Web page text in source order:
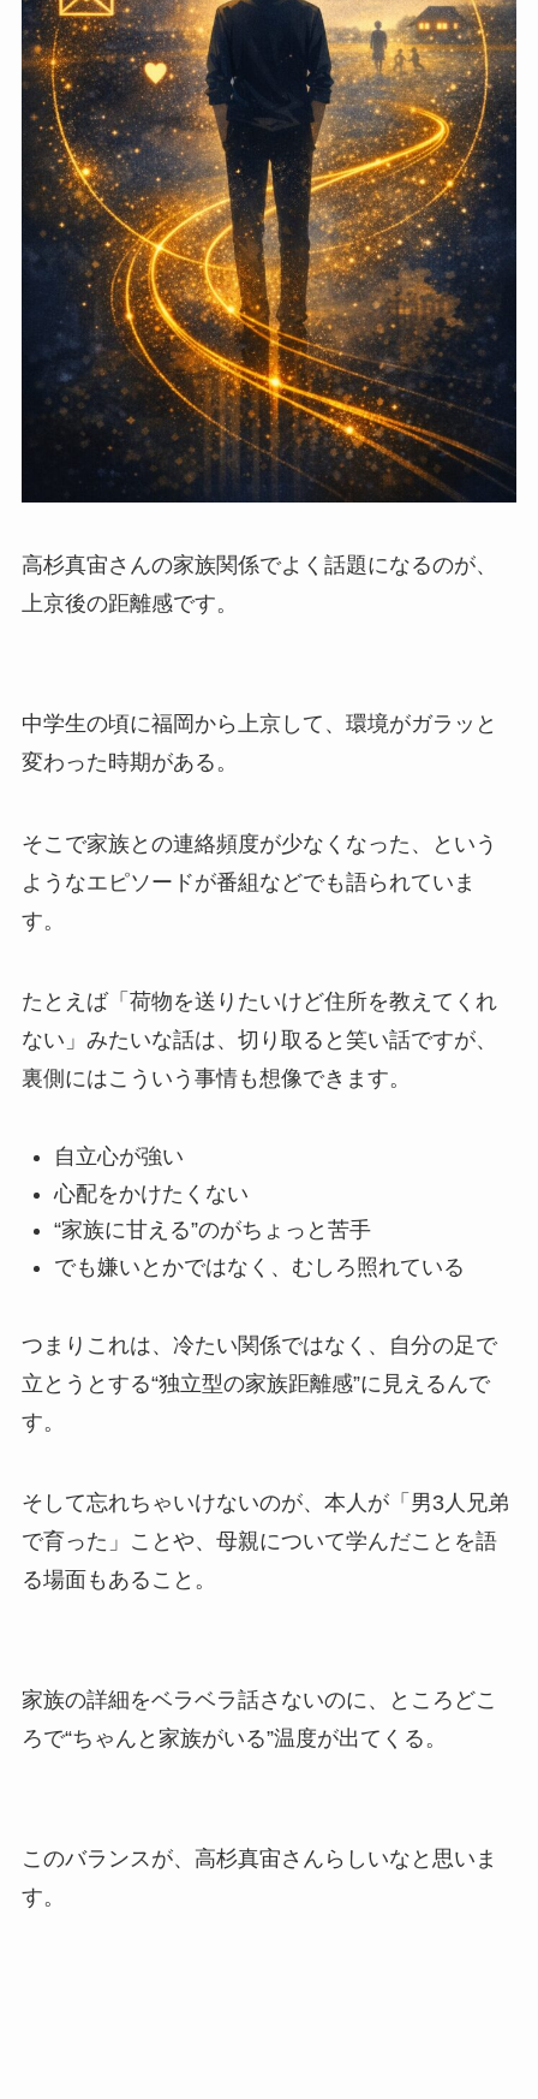
高杉真宙さんの家族関係でよく話題になるのが、
上京後の距離感です。
中学生の頃に福岡から上京して、環境がガラッと
変わった時期がある。
そこで家族との連絡頻度が少なくなった、という
ようなエピソードが番組などでも語られていま
す。
たとえば「荷物を送りたいけど住所を教えてくれ
ない」みたいな話は、切り取ると笑い話ですが、
裏側にはこういう事情も想像できます。
自立心が強い
心配をかけたくない
“家族に甘える”のがちょっと苦手
でも嫌いとかではなく、むしろ照れている
つまりこれは、冷たい関係ではなく、自分の足で
立とうとする“独立型の家族距離感”に見えるんで
す。
そして忘れちゃいけないのが、本人が「男3人兄弟
で育った」ことや、母親について学んだことを語
る場面もあること。
家族の詳細をベラベラ話さないのに、ところどこ
ろで“ちゃんと家族がいる”温度が出てくる。
このバランスが、高杉真宙さんらしいなと思いま
す。